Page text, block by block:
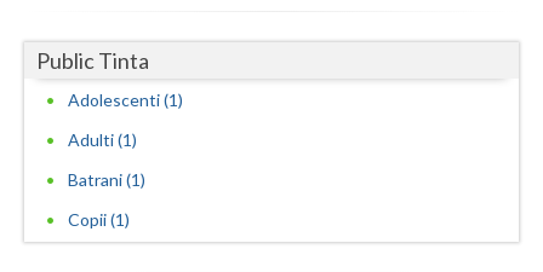
Salaj
Satu-Mare
Teleorman
Public Tinta
Adolescenti (1)
Adulti (1)
Batrani (1)
Copii (1)